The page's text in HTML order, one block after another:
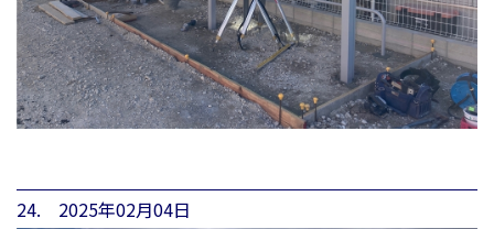
24. 2025年02月04日